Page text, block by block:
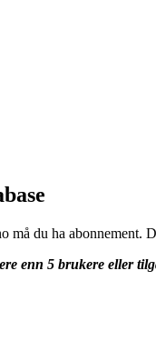
må du ha abonnement.
enn 5 brukere eller